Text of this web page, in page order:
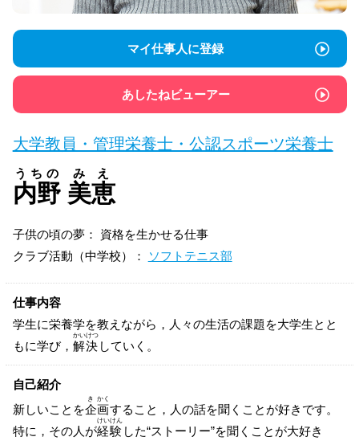
マイ仕事人に登録
あしたねビューアー
大学教員・管理栄養士・公認スポーツ栄養士
内野
うちの
美恵
みえ
子供の頃の夢： 資格を生かせる仕事
クラブ活動（中学校）：
ソフトテニス部
仕事内容
学生に栄養学を教えながら，人々の生活の課題を大学生とと
もに学び， 解
かい
決
けつ
していく。
自己紹介
新しいことを企
き
画
かく
すること，人の話を聞くことが好きです。
特に，その人が経
けい
験
けん
した“ストーリー”を聞くことが大好き